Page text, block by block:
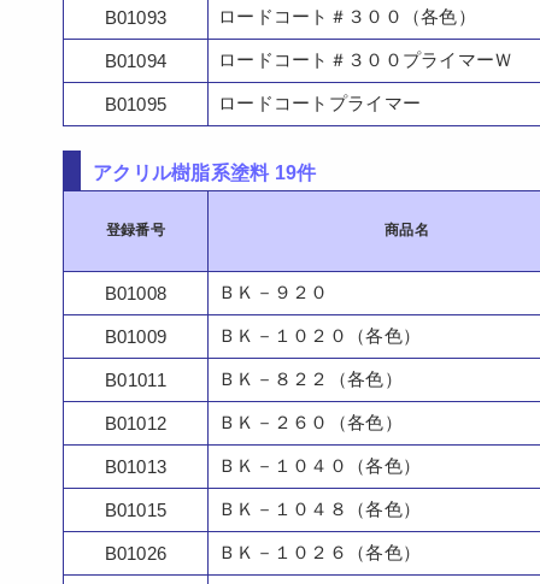
B01093 ロードコート＃３００（各色）
B01094 ロードコート＃３００プライマーＷ
B01095 ロードコートプライマー
アクリル樹脂系塗料 19件
登録番号 商品名
B01008 ＢＫ－９２０
B01009 ＢＫ－１０２０（各色）
B01011 ＢＫ－８２２（各色）
B01012 ＢＫ－２６０（各色）
B01013 ＢＫ－１０４０（各色）
B01015 ＢＫ－１０４８（各色）
B01026 ＢＫ－１０２６（各色）